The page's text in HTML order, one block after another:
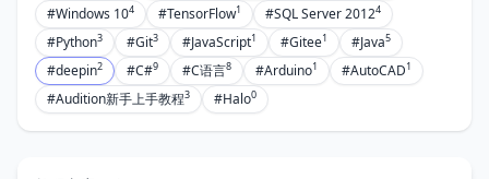
#Windows 104 #TensorFlow1 #SQL Server 20124
#Python3 #Git3 #JavaScript1 #Gitee1 #Java5
#deepin2 #C#9 #C语言8 #Arduino1 #AutoCAD1
#Audition新手上手教程3 #Halo0